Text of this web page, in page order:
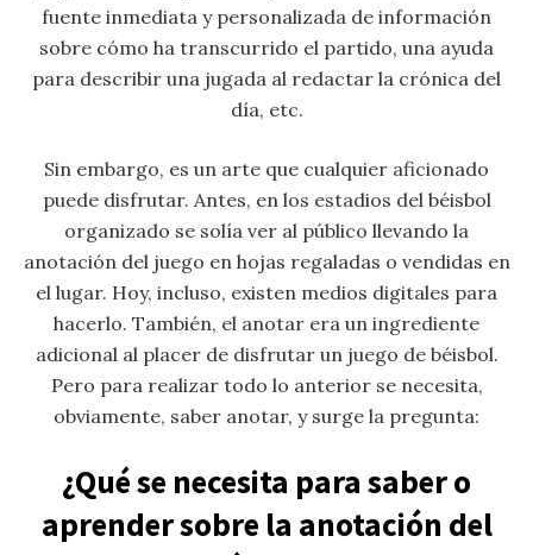
fuente inmediata y personalizada de información
sobre cómo ha transcurrido el partido, una ayuda
para describir una jugada al redactar la crónica del
día, etc.
Sin embargo, es un arte que cualquier aficionado
puede disfrutar. Antes, en los estadios del béisbol
organizado se solía ver al público llevando la
anotación del juego en hojas regaladas o vendidas en
el lugar. Hoy, incluso, existen medios digitales para
hacerlo. También, el anotar era un ingrediente
adicional al placer de disfrutar un juego de béisbol.
Pero para realizar todo lo anterior se necesita,
obviamente, saber anotar, y surge la pregunta:
¿Qué se necesita para saber o
aprender sobre la anotación del